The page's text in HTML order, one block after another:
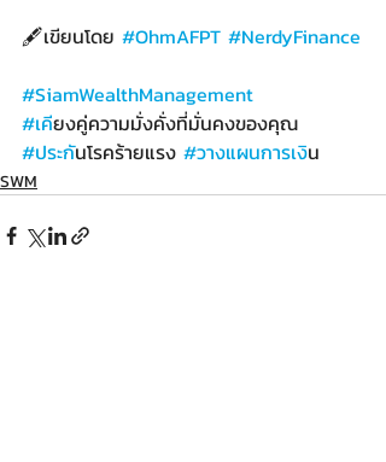
🖋️เขียนโดย #OhmAFPT #NerdyFinance
#SiamWealthManagement
#เคียงคู่ความมั่งคั่งที่มั่นคงของคุณ
#ประกันโรคร้ายแรง #วางแผนการเงิน
SWM